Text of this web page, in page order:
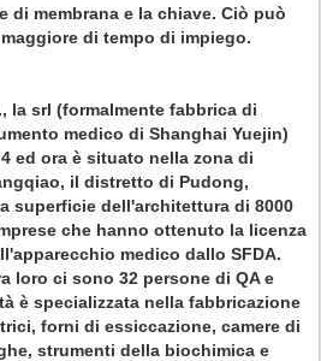
di membrana e la chiave. Ciò può
di tempo di impiego.
la srl (formalmente fabbrica di
medico di Shanghai Yuejin)
ed ora è situato nella zona di
il distretto di Pudong,
superficie dell'architettura di 8000
che hanno ottenuto la licenza
medico dallo SFDA.
loro ci sono 32 persone di QA e
è specializzata nella fabbricazione
forni di essiccazione, camere di
strumenti della biochimica e